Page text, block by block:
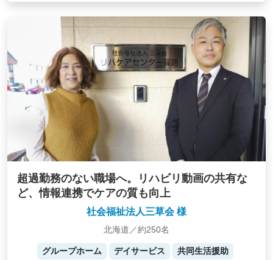
超過勤務のない職場へ。リハビリ動画の共有な
ど、情報連携でケアの質も向上
社会福祉法人三草会 様
北海道／約250名
グループホーム デイサービス 共同生活援助